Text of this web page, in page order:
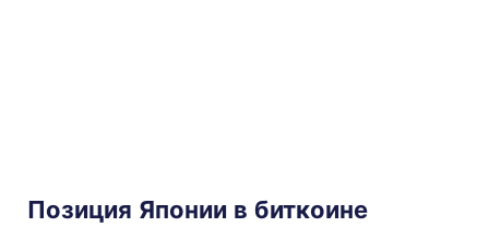
Позиция Японии в биткоине